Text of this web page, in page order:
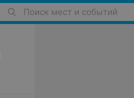
Поиск мест и событий